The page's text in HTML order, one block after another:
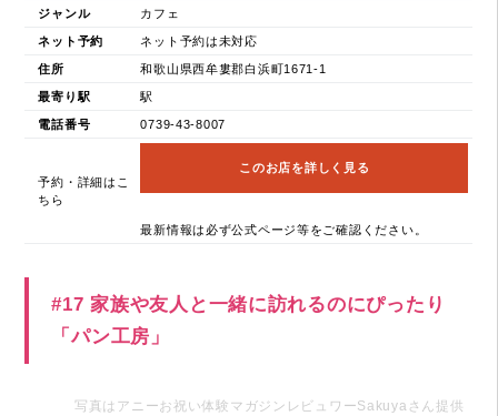
ジャンル カフェ
ネット予約 ネット予約は未対応
住所 和歌山県西牟婁郡白浜町1671-1
最寄り駅 駅
電話番号 0739-43-8007
予約・詳細はこ
ちら
このお店を詳しく見る
最新情報は必ず公式ページ等をご確認ください。
#17 家族や友人と一緒に訪れるのにぴったり
「パン工房」
写真はアニーお祝い体験マガジンレビュワーSakuyaさん提供